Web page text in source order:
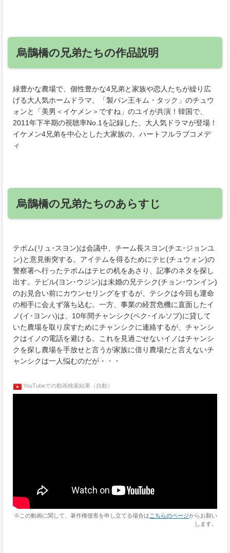
烏鵲橋の兄弟たちの作品説明
緑豊かな農場で、個性豊かな4兄弟と家族や恋人たちが繰り広
げる大人気ホームドラマ。「製パン王キム・タック」のチュウ
ォンと「美男＜イケメン＞ですね」のユイが共演！韓国で、
2011年下半期の視聴率No.1を記録した、大人気ドラマが登場！
イケメン4兄弟を中心とした大家族の、ハートフルラブコメデ
ィ
烏鵲橋の兄弟たちのあらすじ
テボム(リュ･スヨン)は会議中、チーム長スヨン(チエ･ジョンユ
ン)と意見衝突する。アイテムを得るためにテヒ(チュウォン)の
警察署へ行ったテボムはテヒの机をあさり、記事のネタを探し
出す。テピル(ヨン･ウジン)は未婚の兄テシク(チョン･ウンイン)
のお見合い前にカウンセリングをするが、テシクは今回も運命
の相手に会えず落ち込む。一方、事業の経営危機に直面したイ
ノ(イ･ヨンハ)は、10年間チャンシク(ペク･イルソプ)に貸して
いた農場を取り戻すためにチャンシクに連絡するが、チャンシ
クはイノの電話を避ける。これを見過ごせないイノはチャンシ
クを探し農場を手放せと言うが家族に借り農場だと言えないチ
ャンシクは一人悩むのだが・・・
YouTubeでの動画検索結果（自動）
※この動画に関して、著作権侵害を申し立てる場合は こちらのページからお願い
します。